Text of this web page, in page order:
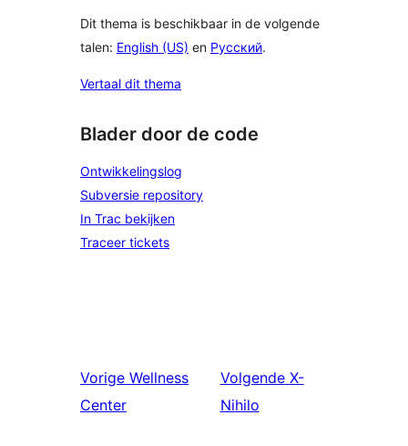
Dit thema is beschikbaar in de volgende
talen: English (US) en Русский.
Vertaal dit thema
Blader door de code
Ontwikkelingslog
Subversie repository
In Trac bekijken
Traceer tickets
Vorige Wellness
Center
Volgende X-
Nihilo